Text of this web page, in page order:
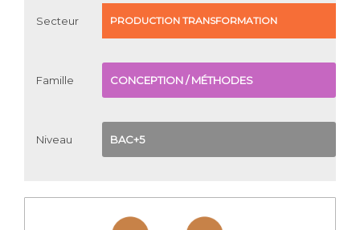
Secteur PRODUCTION TRANSFORMATION
Famille CONCEPTION / MÉTHODES
Niveau BAC+5